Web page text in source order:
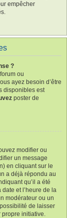
empêcher
?
ou
ayez besoin d’être
disponibles est
poster de
modifier ou
un message
en cliquant sur le
a déjà répondu au
qu’il a été
et l’heure de la
modérateur ou un
de laisser
propre initiative.